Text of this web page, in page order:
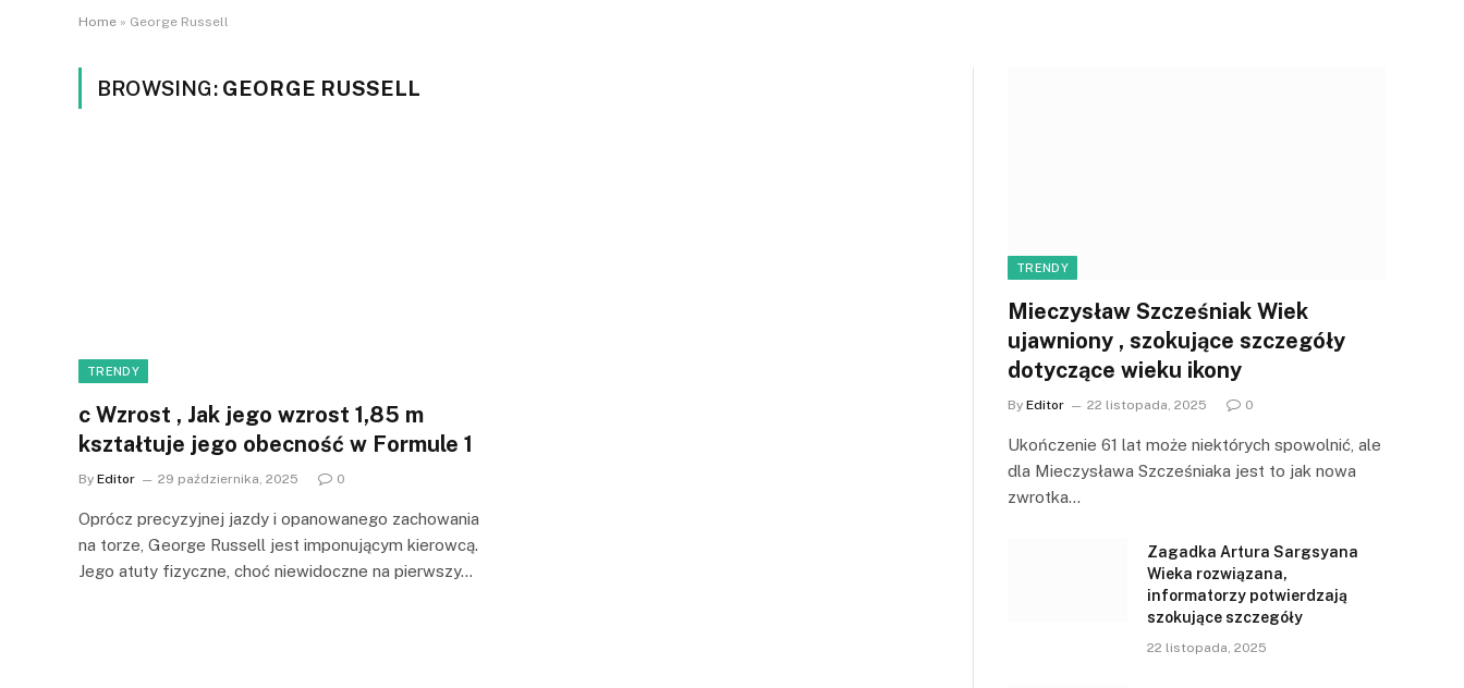
Home » George Russell
BROWSING: GEORGE RUSSELL
TRENDY
c Wzrost , Jak jego wzrost 1,85 m
kształtuje jego obecność w Formule 1
By Editor 29 października, 2025 0
Oprócz precyzyjnej jazdy i opanowanego zachowania
na torze, George Russell jest imponującym kierowcą.
Jego atuty fizyczne, choć niewidoczne na pierwszy…
TRENDY
Mieczysław Szcześniak Wiek
ujawniony , szokujące szczegóły
dotyczące wieku ikony
By Editor 22 listopada, 2025 0
Ukończenie 61 lat może niektórych spowolnić, ale
dla Mieczysława Szcześniaka jest to jak nowa
zwrotka…
Zagadka Artura Sargsyana
Wieka rozwiązana,
informatorzy potwierdzają
szokujące szczegóły
22 listopada, 2025